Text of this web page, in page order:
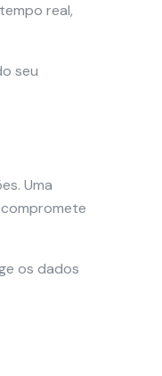
real,
seu
Uma
os dados